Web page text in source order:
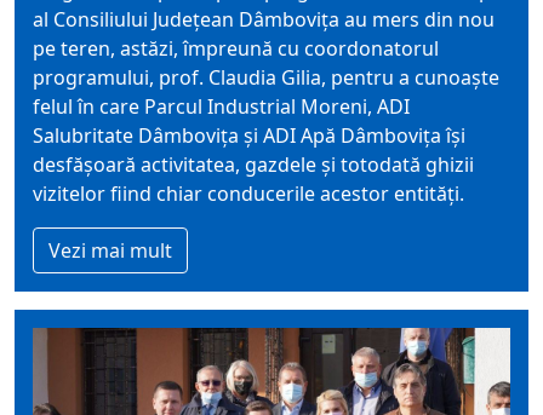
al Consiliului Judeţean Dâmboviţa au mers din nou
pe teren, astăzi, împreună cu coordonatorul
programului, prof. Claudia Gilia, pentru a cunoaște
felul în care Parcul Industrial Moreni, ADI
Salubritate Dâmbovița și ADI Apă Dâmbovița își
desfășoară activitatea, gazdele și totodată ghizii
vizitelor fiind chiar conducerile acestor entități.
Vezi mai mult